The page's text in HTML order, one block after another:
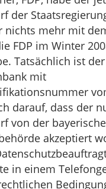
der
nichts mehr mit
FDP im Winter
Tatsächlich ist
mit
darauf, dass der
von der
akzeptiert
in einem